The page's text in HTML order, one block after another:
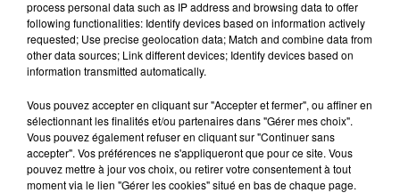
7h34
7h34
NIAGARA
Assez !
7h31
7h31
BOYS TOWN GANG
Can't Take My Eyes
Off You
7h25
7h25
FLORENT PAGNY
La Ou Je
T'emmenerai
process personal data such as IP address and browsing data to offer
following functionalities: Identify devices based on information actively
requested; Use precise geolocation data; Match and combine data from
other data sources; Link different devices; Identify devices based on
information transmitted automatically.
Vous pouvez accepter en cliquant sur "Accepter et fermer", ou affiner en
sélectionnant les finalités et/ou partenaires dans "Gérer mes choix".
Vous pouvez également refuser en cliquant sur "Continuer sans
accepter". Vos préférences ne s'appliqueront que pour ce site. Vous
pouvez mettre à jour vos choix, ou retirer votre consentement à tout
moment via le lien "Gérer les cookies" situé en bas de chaque page.